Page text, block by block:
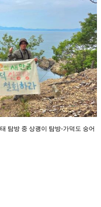
탐방 중 상괭이 탐방-가덕도 숭어